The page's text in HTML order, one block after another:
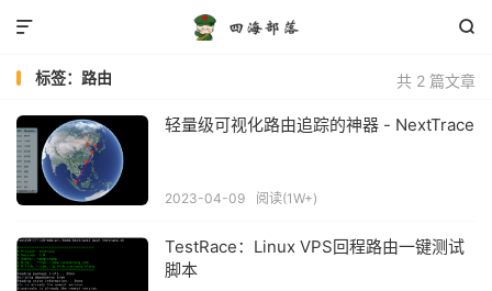


共 2 篇文章
标签：路由
轻量级可视化路由追踪的神器 - NextTrace
2023-04-09 阅读(1W+)
TestRace：Linux VPS回程路由一键测试
脚本